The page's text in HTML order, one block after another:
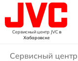
Сервисный центр JVCв
Хабаровске
Сервисный центр